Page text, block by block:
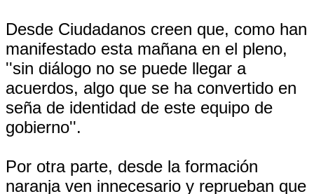
Desde Ciudadanos creen que, como han
manifestado esta mañana en el pleno,
''sin diálogo no se puede llegar a
acuerdos, algo que se ha convertido en
seña de identidad de este equipo de
gobierno''.
Por otra parte, desde la formación
naranja ven innecesario y reprueban que